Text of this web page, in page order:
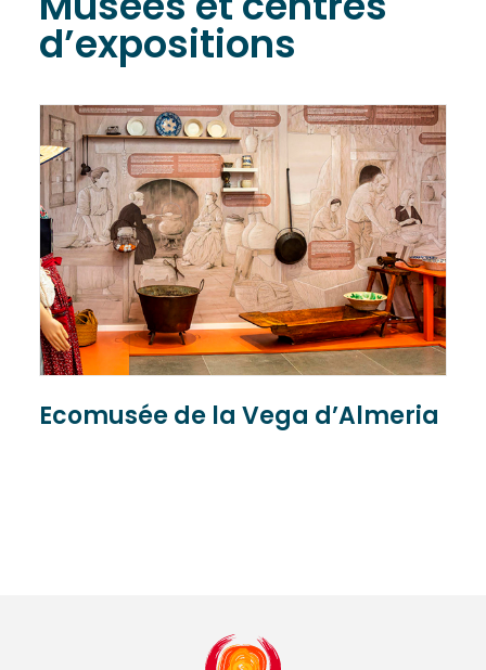
d’expositions
Ecomusée de la Vega d’Almeria